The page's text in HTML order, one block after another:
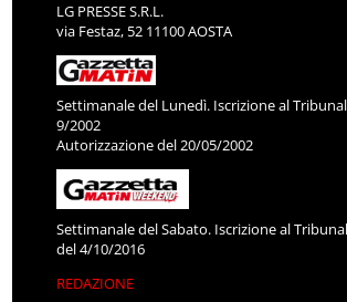
LG PRESSE S.R.L.
via Festaz, 52 11100 AOSTA
Settimanale del Lunedì. Iscrizione al
9/2002
Autorizzazione del 20/05/2002
Settimanale del Sabato. Iscrizione al
del 4/10/2016
REDAZIONE